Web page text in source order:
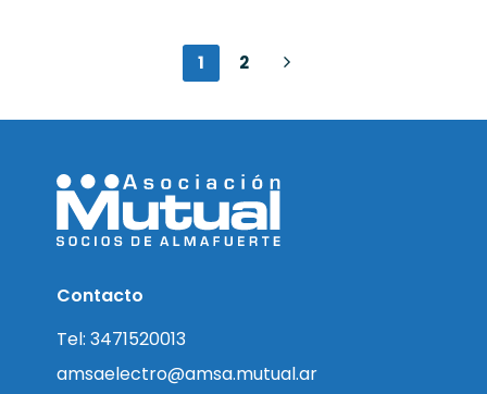
1 2
Contacto
Tel: 3471520013
amsaelectro@amsa.mutual.ar